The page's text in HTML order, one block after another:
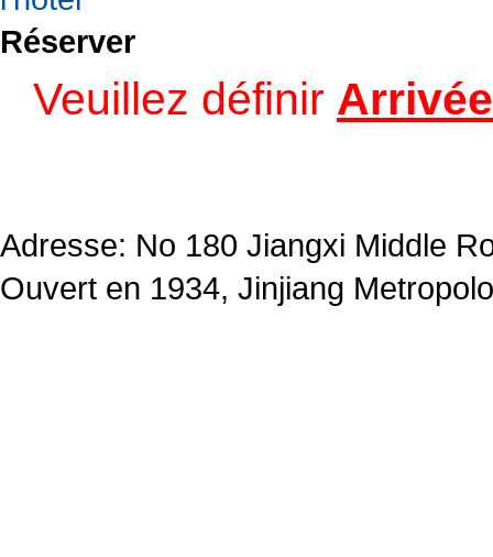
Réserver
Veuillez définir Arrivée
Adresse: No 180 Jiangxi Middle
Ouvert en 1934, Jinjiang